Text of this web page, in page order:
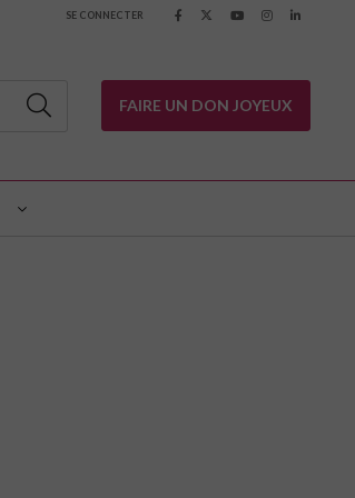
SE CONNECTER
FAIRE UN DON JOYEUX